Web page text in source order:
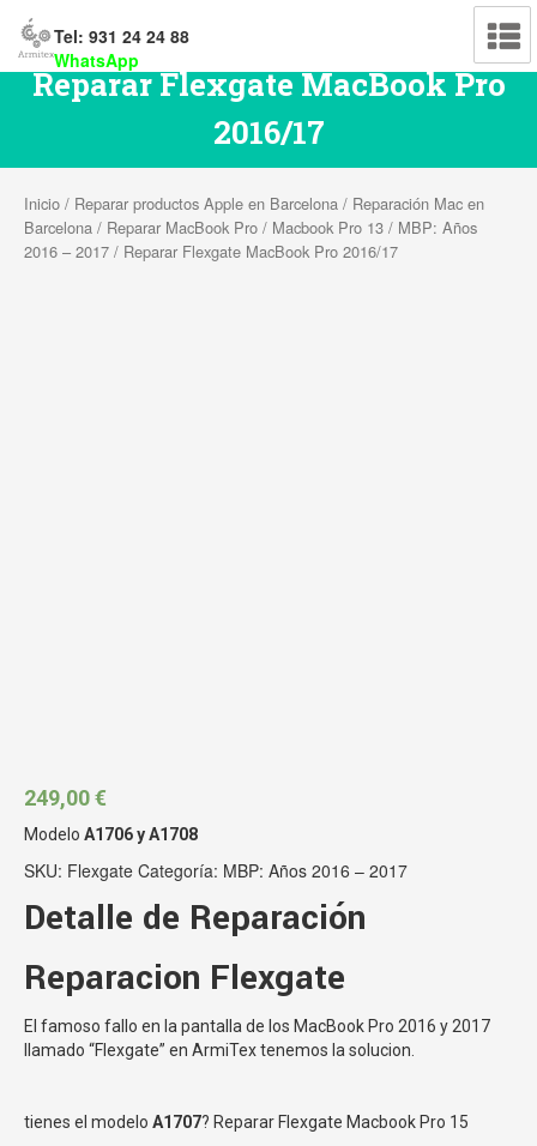
Tel: 931 24 24 88
WhatsApp
Reparar Flexgate MacBook Pro
2016/17
Inicio / Reparar productos Apple en Barcelona / Reparación Mac en
Barcelona / Reparar MacBook Pro / Macbook Pro 13 / MBP: Años
2016 – 2017 / Reparar Flexgate MacBook Pro 2016/17
249,00€
Modelo A1706 y A1708
SKU: Flexgate Categoría: MBP: Años 2016 – 2017
Detalle de Reparación
Reparacion Flexgate
El famoso fallo en la pantalla de los MacBook Pro 2016 y 2017
llamado “Flexgate” en ArmiTex tenemos la solucion.
tienes el modelo A1707? Reparar Flexgate Macbook Pro 15